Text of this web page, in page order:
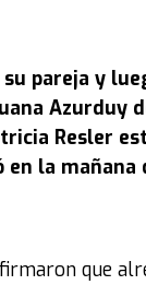
pareja y
Azurduy
Resler
la mañana
que